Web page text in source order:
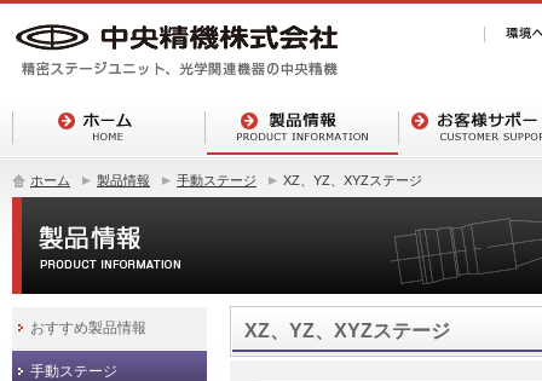
ホーム 製品情報 手動ステージ XZ、YZ、XYZステージ
XZ、YZ、XYZステージ
おすすめ製品情報
手動ステージ